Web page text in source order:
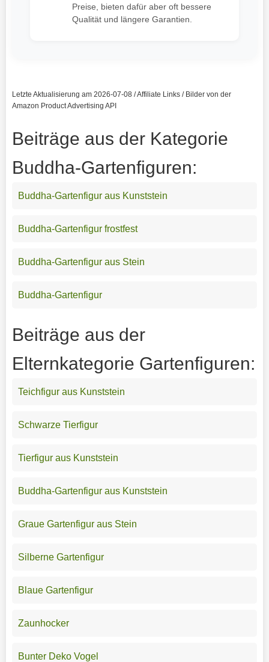
Preise, bieten dafür aber oft bessere
Qualität und längere Garantien.
Letzte Aktualisierung am 2026-07-08 / Affiliate Links / Bilder von der
Amazon Product Advertising API
Beiträge aus der Kategorie
Buddha-Gartenfiguren:
Buddha-Gartenfigur aus Kunststein
Buddha-Gartenfigur frostfest
Buddha-Gartenfigur aus Stein
Buddha-Gartenfigur
Beiträge aus der
Elternkategorie Gartenfiguren:
Teichfigur aus Kunststein
Schwarze Tierfigur
Tierfigur aus Kunststein
Buddha-Gartenfigur aus Kunststein
Graue Gartenfigur aus Stein
Silberne Gartenfigur
Blaue Gartenfigur
Zaunhocker
Bunter Deko Vogel